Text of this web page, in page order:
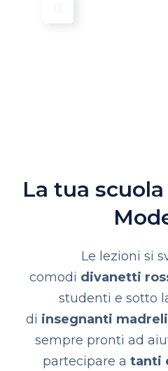
La tua
Le lezioni si
comodi divanetti
studenti e sotto
di insegnanti
sempre pronti ad
partecipare a tanti